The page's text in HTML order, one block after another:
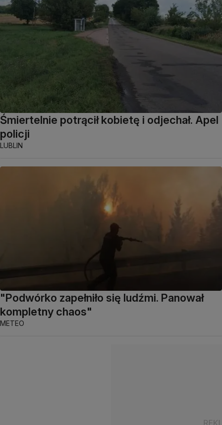
Śmiertelnie potrącił kobietę i odjechał. Apel
policji
LUBLIN
"Podwórko zapełniło się ludźmi. Panował
kompletny chaos"
METEO